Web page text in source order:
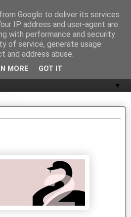
▼
Google to deliver its services
IP address and user-agent are
with performance and security
of service, generate usage
address abuse.
MORE GOT IT